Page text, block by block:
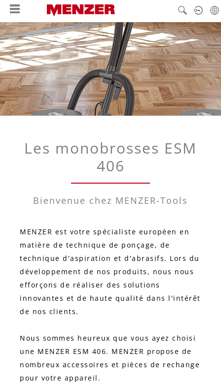
principal
Les monobrosses ESM
406
Bienvenue chez MENZER-Tools
MENZER est votre spécialiste européen en
matière de technique de ponçage, de
technique d'aspiration et d'abrasifs. Lors du
développement de nos produits, nous nous
efforçons de réaliser des solutions
innovantes et de haute qualité dans l'intérêt
de nos clients.
Nous sommes heureux que vous ayez choisi
une MENZER ESM 406. MENZER propose de
nombreux accessoires et pièces de rechange
pour votre appareil.